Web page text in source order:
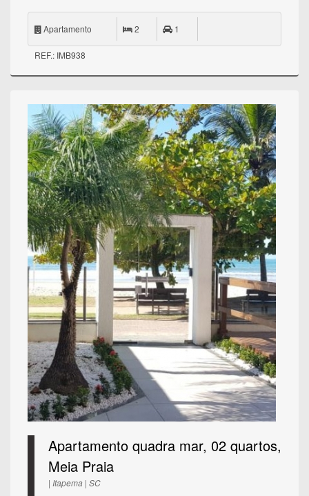
Apartamento 2 1
REF.: IMB938
Apartamento quadra mar, 02 quartos,
Meia Praia
| Itapema | SC